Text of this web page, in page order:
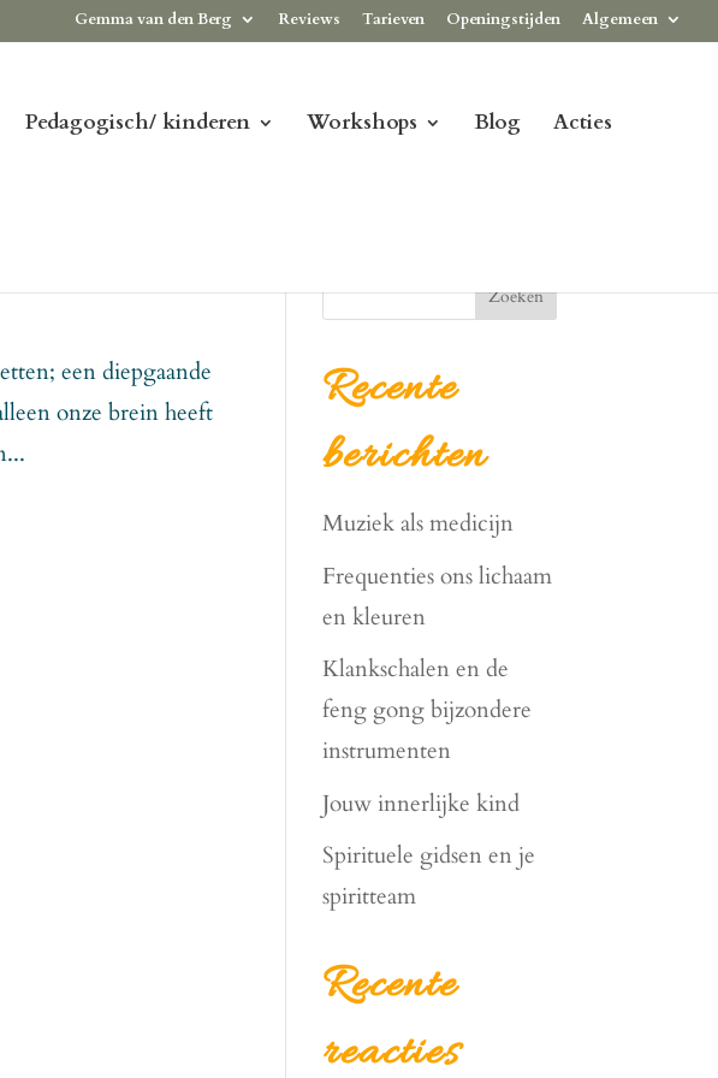
Gemma van den Berg Reviews Tarieven Openingstijden Algemeen
Pedagogisch/ kinderen Workshops Blog Acties
een diepgaande
onze brein heeft
Zoeken
Recente
berichten
Muziek als medicijn
Frequenties ons lichaam
en kleuren
Klankschalen en de
feng gong bijzondere
instrumenten
Jouw innerlijke kind
Spirituele gidsen en je
spiritteam
Recente
reacties